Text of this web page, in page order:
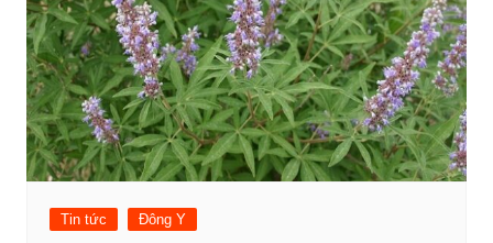
Tin tức Đông Y